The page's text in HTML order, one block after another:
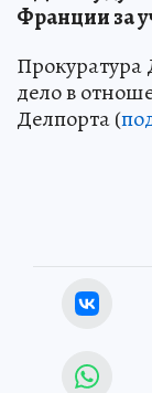
Франции за
Прокуратура
дело в
Делпорта (